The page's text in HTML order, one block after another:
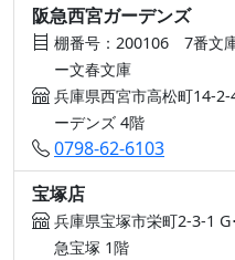
阪急西宮ガーデンズ
棚番号：200106 7番文
ー文春文庫
兵庫県西宮市高松町14-
ーデンズ 4階
0798-62-6103
宝塚店
兵庫県宝塚市栄町2-3-1 G
急宝塚 1階